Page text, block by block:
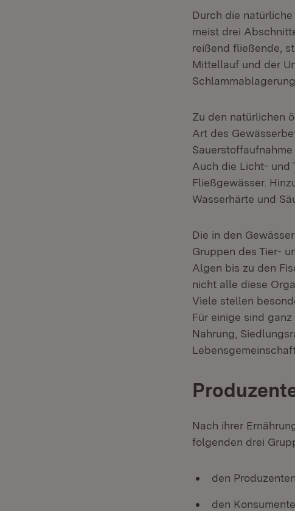
Durch die
meist drei
reißend fließende,
Mittellauf und der
Zu den natürlichen
Art des
Auch die Licht- und
Fließgewässer.
Wasserhärte und
Die in den
Gruppen des Tier-
Algen bis zu den
nicht alle diese
Viele stellen
Für einige sind
Nahrung,
Nach ihrer
folgenden drei
den
den